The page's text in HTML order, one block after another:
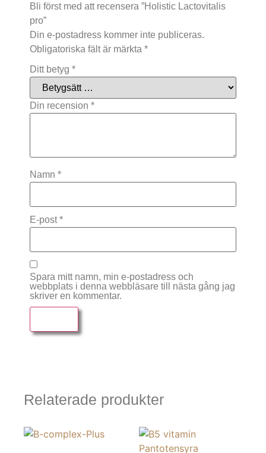
Bli först med att recensera ”Holistic Lactovitalis
pro”
Din e-postadress kommer inte publiceras.
Obligatoriska fält är märkta *
Ditt betyg *
Din recension *
Namn *
E-post*
Spara mitt namn, min e-postadress och
webbplats i denna webbläsare till nästa gång jag
skriver en kommentar.
Relaterade produkter